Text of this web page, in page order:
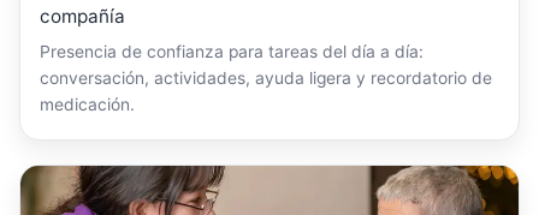
compañía
Presencia de confianza para tareas del día a día:
conversación, actividades, ayuda ligera y recordatorio de
medicación.